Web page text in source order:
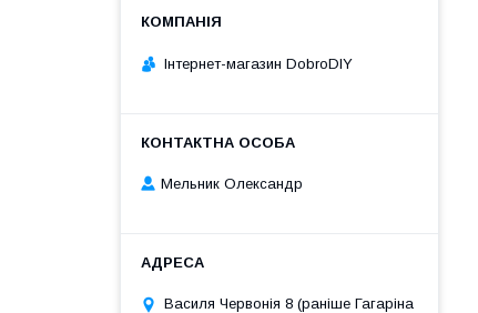
Інтернет-магазин DobroDIY
Мельник Олександр
Василя Червонія 8 (раніше Гагаріна